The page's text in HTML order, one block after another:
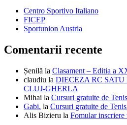
Centro Sportivo Italiano
FICEP
Sportunion Austria
Comentarii recente
Șenilă la Clasament – Editia a
claudiu la DIECEZA RC
CLUJ-GHERLA
Mihai la Cursuri gratuite de
Gabi. la Cursuri gratuite de
Alis Bizieru la Fomular inscriere